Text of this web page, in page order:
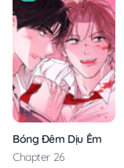
Bóng Đêm Dịu Êm
Chapter 26